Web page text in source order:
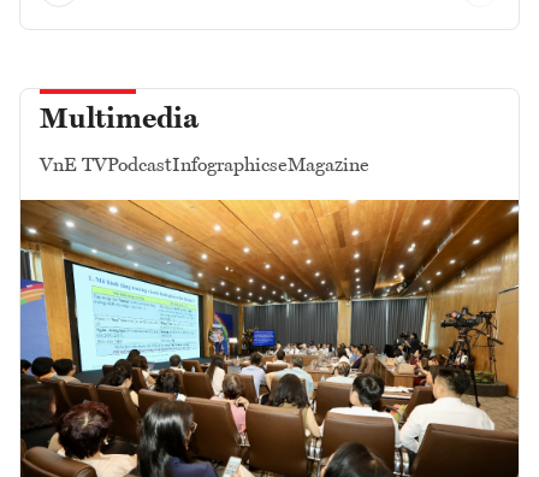
Multimedia
VnE TVPodcastInfographicseMagazine